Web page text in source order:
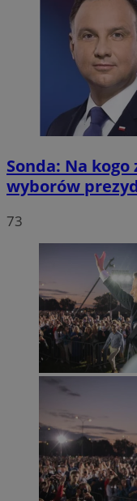
Sonda: Na
wyborów
73